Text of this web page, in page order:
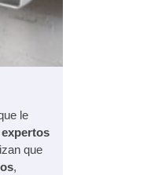
le
expertos
que
,